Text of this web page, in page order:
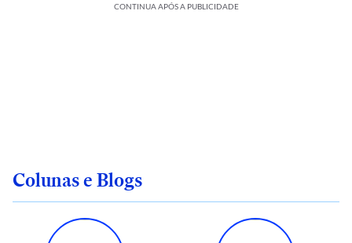
CONTINUA APÓS A PUBLICIDADE
Colunas e Blogs